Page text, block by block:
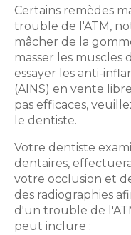
Certains remèdes
trouble de l'ATM,
mâcher de la
masser les
essayer les anti-
(AINS) en vente
pas efficaces,
le dentiste.
Votre dentiste
dentaires,
votre occlusion et
des radiographies
d'un trouble de
peut inclure :